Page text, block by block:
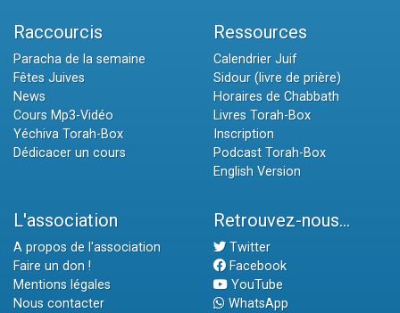
Raccourcis
Paracha de la semaine
Fêtes Juives
News
Cours Mp3-Vidéo
Yéchiva Torah-Box
Dédicacer un cours
Ressources
Calendrier Juif
Sidour (livre de prière)
Horaires de Chabbath
Livres Torah-Box
Inscription
Podcast Torah-Box
English Version
L'association
A propos de l'association
Faire un don !
Mentions légales
Nous contacter
Retrouvez-nous...
Twitter
Facebook
YouTube
WhatsApp